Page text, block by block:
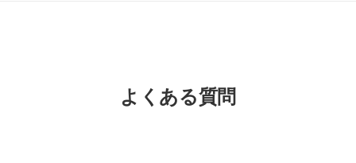
よくある質問